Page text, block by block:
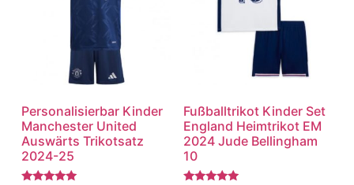
Personalisierbar Kinder
Manchester United
Auswärts Trikotsatz
2024-25
Fußballtrikot Kinder Set
England Heimtrikot EM
2024 Jude Bellingham
10